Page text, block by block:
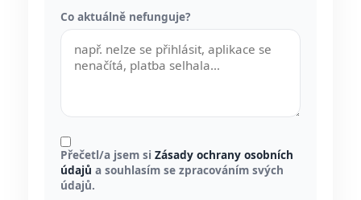
Co aktuálně nefunguje?
Přečetl/a jsem si Zásady ochrany osobních
údajů a souhlasím se zpracováním svých
údajů.